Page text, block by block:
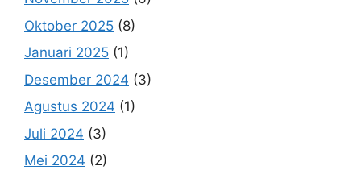
Oktober 2025 (8)
Januari 2025 (1)
Desember 2024 (3)
Agustus 2024 (1)
Juli 2024 (3)
Mei 2024 (2)